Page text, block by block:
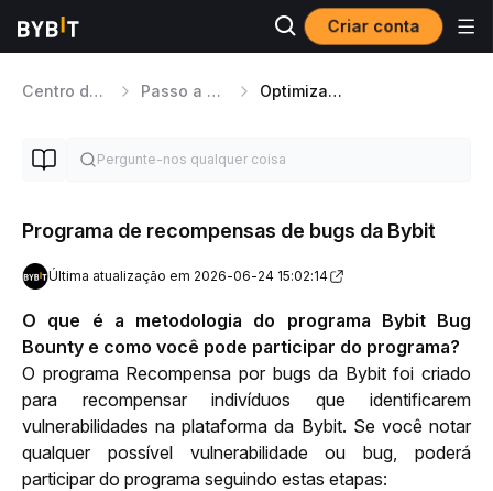
Criar conta
Centro de Ajuda Passo a passo da plataforma Optimização e Experiência do Usuário
Programa de recompensas de bugs da Bybit
Última atualização em 2026-06-24 15:02:14
O que é a metodologia do programa Bybit Bug
Bounty e como você pode participar do programa?
O programa Recompensa por bugs da Bybit foi criado
para recompensar indivíduos que identificarem
vulnerabilidades na plataforma da Bybit. Se você notar
qualquer possível vulnerabilidade ou bug, poderá
participar do programa seguindo estas etapas: